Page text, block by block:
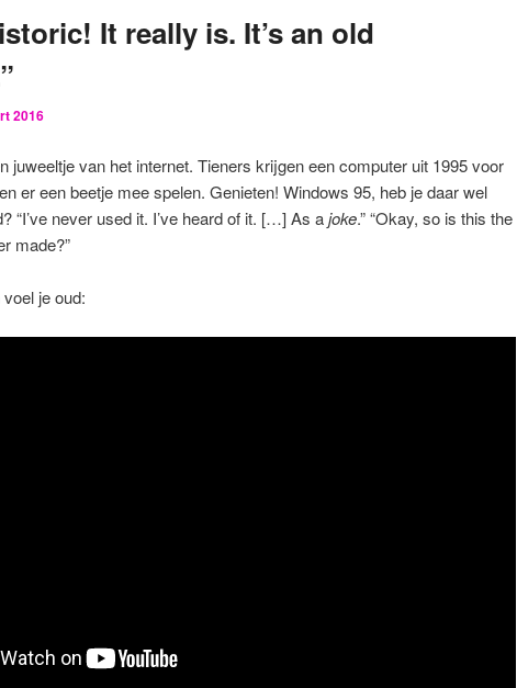
It really is. It’s an old
2016
juweeltje van het internet. Tieners krijgen een computer uit 1995 voor
er een beetje mee spelen. Genieten! Windows 95, heb je daar wel
“I’ve never used it. I’ve heard of it. […] As ajoke.” “Okay, so is this the
made?”
je oud: